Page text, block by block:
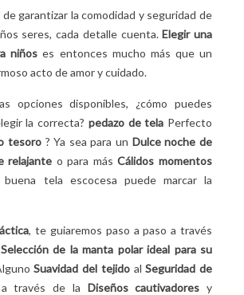
atractivos
con licencia
una manta polar?
y mantener
mantas de lana para niños?
línea vs. tiendas: pros y contras
en línea
en la tienda
conseguir una buena oferta
garantizar la comodidad y seguridad de
seres, cada detalle cuenta.Elegir una
niños es entonces mucho más que un
acto de amor y cuidado.
opciones disponibles, ¿cómo puedes
la correcta? pedazo de tela Perfecto
tesoro? Ya sea para un Dulce noche de
relajante o para másCálidos momentos
tela escocesa puede marcar la
, te guiaremos paso a paso a través
Selección de la manta polar ideal para su
Suavidad del tejidoalSeguridad de
través de la Diseños cautivadores y